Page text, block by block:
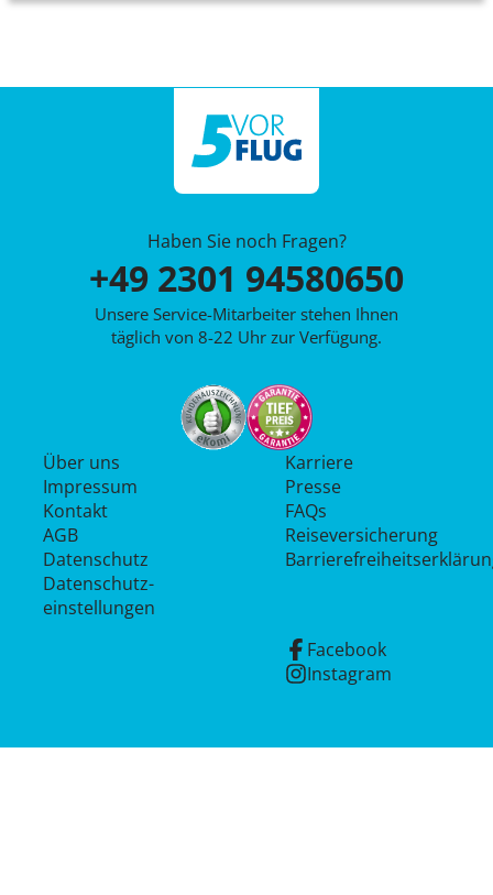
Haben Sie noch Fragen?
+49 2301 94580650
Unsere Service-Mitarbeiter stehen Ihnen
täglich von 8-22 Uhr zur Verfügung.
Über uns
Impressum
Kontakt
AGB
Datenschutz
Datenschutz­
einstellungen
Karriere
Presse
FAQs
Reiseversicherung
Facebook
Instagram